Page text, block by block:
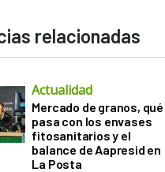
relacionadas
Actualidad
Mercado de granos, qué
pasa con los envases
fitosanitarios y el
balance de Aapresid en
La Posta